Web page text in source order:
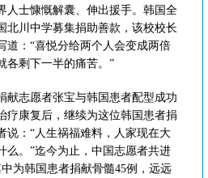
人士慷慨解囊、伸出援手。韩国全
北川中学募集捐助善款，该校校长
道：“喜悦分给两个人会变成两倍
各剩下一半的痛苦。”
献志愿者张宝与韩国患者配型成功
疗康复后，继续为这位韩国患者捐
说：“人生祸福难料，人家现在大
么。”迄今为止，中国志愿者共进
为韩国患者捐献骨髓45例，远远